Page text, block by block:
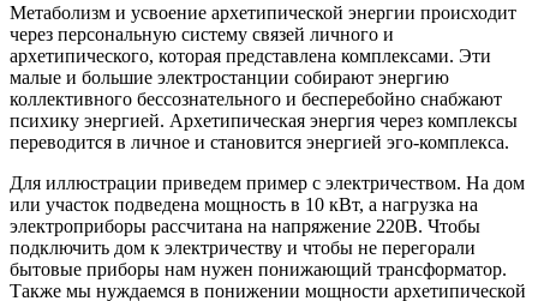
Метаболизм и усвоение архетипической энергии происходит
через персональную систему связей личного и
архетипического, которая представлена комплексами. Эти
малые и большие электростанции собирают энергию
коллективного бессознательного и бесперебойно снабжают
психику энергией. Архетипическая энергия через комплексы
переводится в личное и становится энергией эго-комплекса.
Для иллюстрации приведем пример с электричеством. На дом
или участок подведена мощность в 10 кВт, а нагрузка на
электроприборы рассчитана на напряжение 220В. Чтобы
подключить дом к электричеству и чтобы не перегорали
бытовые приборы нам нужен понижающий трансформатор.
Также мы нуждаемся в понижении мощности архетипической